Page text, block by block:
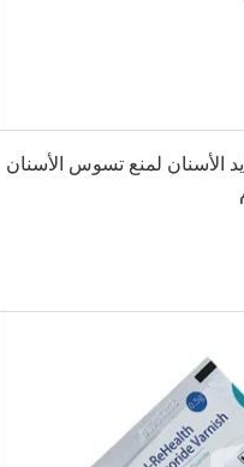
الأسنان لمنع تسوس الأسنان